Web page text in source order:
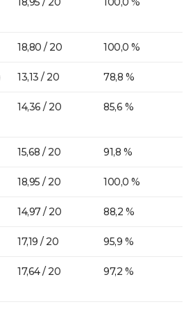
18,80 / 20 100,0 %
13,13 / 20 78,8 %
14,36 / 20 85,6 %
15,68 / 20 91,8 %
18,95 / 20 100,0 %
14,97 / 20 88,2 %
17,19 / 20 95,9 %
17,64 / 20 97,2 %